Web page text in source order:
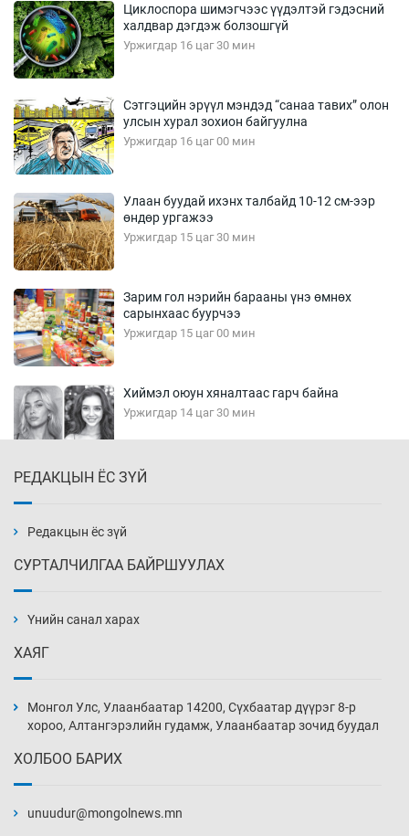
Циклоспора шимэгчээс үүдэлтэй гэдэсний
халдвар дэгдэж болзошгүй
Уржигдар 16 цаг 30 мин
Сэтгэцийн эрүүл мэндэд “санаа тавих” олон
улсын хурал зохион байгуулна
Уржигдар 16 цаг 00 мин
Улаан буудай ихэнх талбайд 10-12 см-ээр
өндөр ургажээ
Уржигдар 15 цаг 30 мин
Зарим гол нэрийн барааны үнэ өмнөх
сарынхаас буурчээ
Уржигдар 15 цаг 00 мин
Хиймэл оюун хяналтаас гарч байна
Уржигдар 14 цаг 30 мин
Уржигдар 14 цаг 00 мин
нэмэгджээ
Уржигдар 13 цаг 30 мин
Уржигдар 13 цаг 00 мин
РЕДАКЦЫН ЁС ЗҮЙ
Редакцын ёс зүй
СУРТАЛЧИЛГАА БАЙРШУУЛАХ
Үнийн санал харах
ХАЯГ
Монгол Улс, Улаанбаатар 14200, Сүхбаатар дүүрэг 8-р
хороо, Алтангэрэлийн гудамж, Улаанбаатар зочид буудал
ХОЛБОО БАРИХ
unuudur@mongolnews.mn